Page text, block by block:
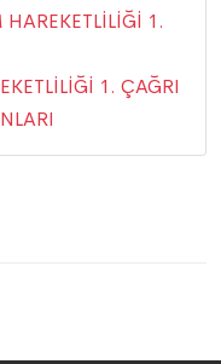
1.
1. ÇAĞRI